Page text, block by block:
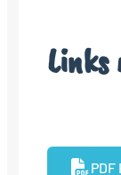
Links
PDF